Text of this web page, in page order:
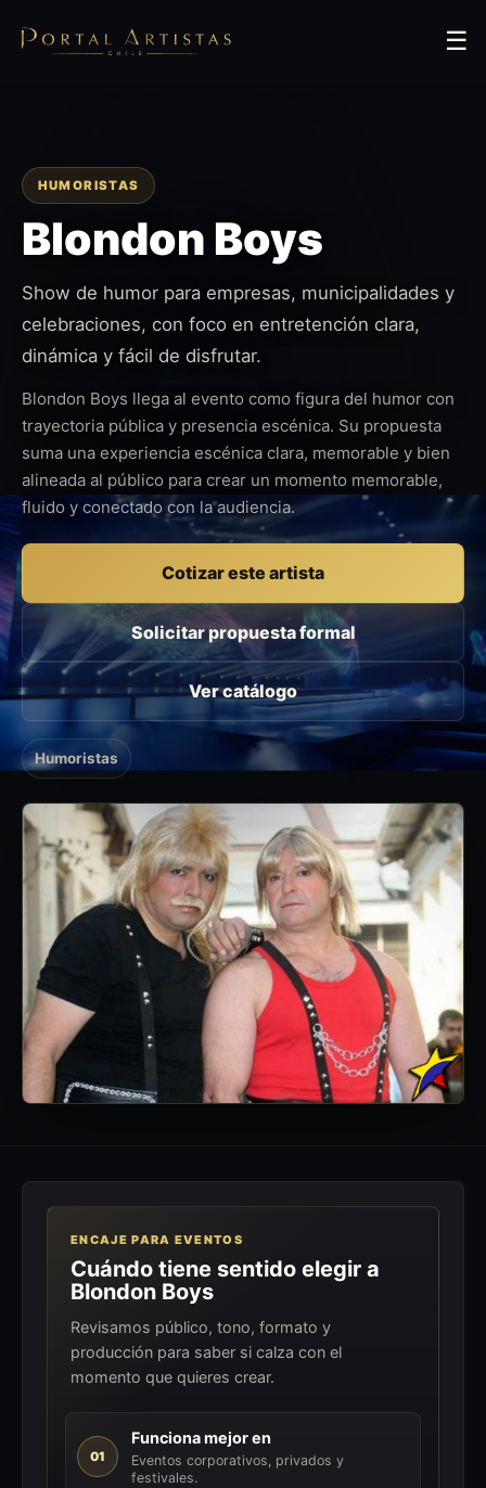
☰
HUMORISTAS
Blondon Boys
Show de humor para empresas, municipalidades y
celebraciones, con foco en entretención clara,
dinámica y fácil de disfrutar.
Blondon Boys llega al evento como figura del humor con
trayectoria pública y presencia escénica. Su propuesta
suma una experiencia escénica clara, memorable y bien
alineada al público para crear un momento memorable,
fluido y conectado con la audiencia.
Cotizar este artista
Solicitar propuesta formal
Ver catálogo
Humoristas
ENCAJE PARA EVENTOS
Cuándo tiene sentido elegir a
Blondon Boys
Revisamos público, tono, formato y
producción para saber si calza con el
momento que quieres crear.
01
Funciona mejor en
Eventos corporativos, privados y
festivales.